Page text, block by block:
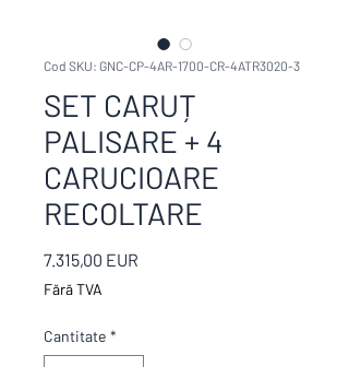
Cod SKU: GNC-CP-4AR-1700-CR-4ATR3020-3
SET CARUȚ
PALISARE + 4
CARUCIOARE
RECOLTARE
7.315,00 EUR
Fără TVA
Cantitate *